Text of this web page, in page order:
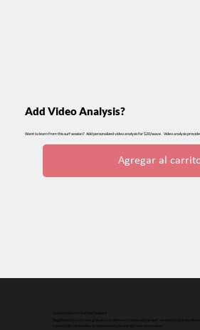
Add Video Analysis?
Want to learn from this surf session? Add personalized video analysis for $20/wave. Video analysis
Agregar al
Regístrate para acceso gratuito a lo último en contenido de surf, eventos y todo lo
conectado con las olas, la comunidad y la energía que nos mueve!